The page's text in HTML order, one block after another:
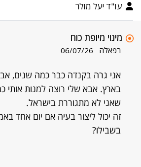
עו"ד יעל מולר
מינוי מיופת כוח
רפאלה 06/07/26
אני גרה בקנדה כבר כמה שנים,
בארץ. אבא שלי רוצה למנות אותי
שאני לא מתגוררת בישראל.
זה יכול ליצור בעיה אם יום אחד
בשבילו?